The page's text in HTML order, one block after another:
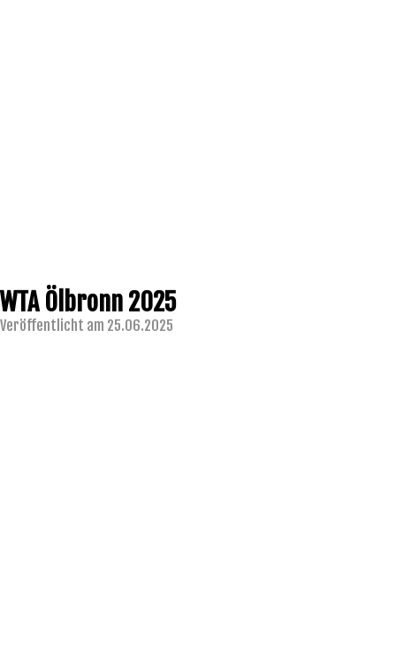
WTA Ölbronn 2025
Veröffentlicht am 25.06.2025